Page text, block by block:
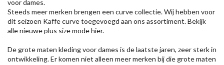
voor dames.
Steeds meer merken brengen een curve collectie. Wij hebben voor
dit seizoen Kaffecurve toegevoegd aan ons assortiment. Bekijk
alle nieuweplus size modehier.
De grote maten kleding voor dames is de laatste jaren, zeer sterk in
ontwikkeling. Er komen niet alleen meer merken bij die grote maten